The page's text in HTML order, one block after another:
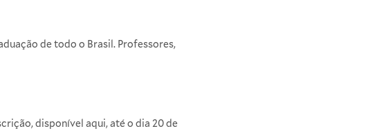
de todo o Brasil. Professores,
disponível aqui, até o dia 20 de